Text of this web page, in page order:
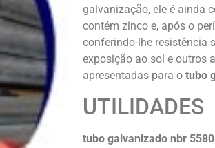
galvanização, ele é ainda
contém zinco e, após o
conferindo-lhe resistência
exposição ao sol e outros
apresentadas para o tubo
UTILIDADES
tubo galvanizado nbr 5580